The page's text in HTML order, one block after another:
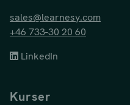
sales@learnesy.com
+46 733-30 20 60
LinkedIn
Kurser